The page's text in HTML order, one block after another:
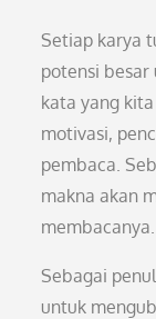
Setiap karya
potensi besar
kata yang
motivasi,
pembaca.
makna akan
membacanya.
Sebagai
untuk